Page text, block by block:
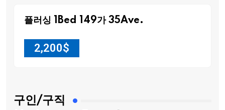
플러싱 1Bed 149가 35Ave.
2,200$
구인/구직